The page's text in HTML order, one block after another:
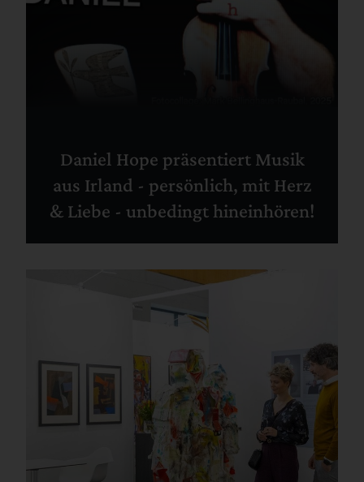
Daniel Hope präsentiert Musik
aus Irland - persönlich, mit Herz
& Liebe - unbedingt hineinhören!